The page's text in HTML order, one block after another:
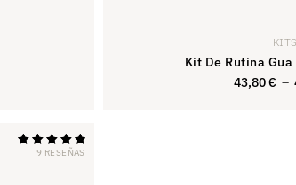
KITS
Kit De Rutina
43,80€ –
9 RESEÑAS
Calificado